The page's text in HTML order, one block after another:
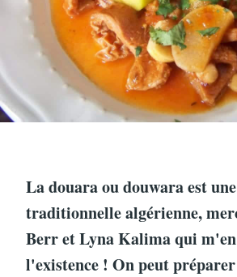
La douara ou douwara est
traditionnelle algérienne,
Berr et Lyna Kalima qui
l'existence ! On peut